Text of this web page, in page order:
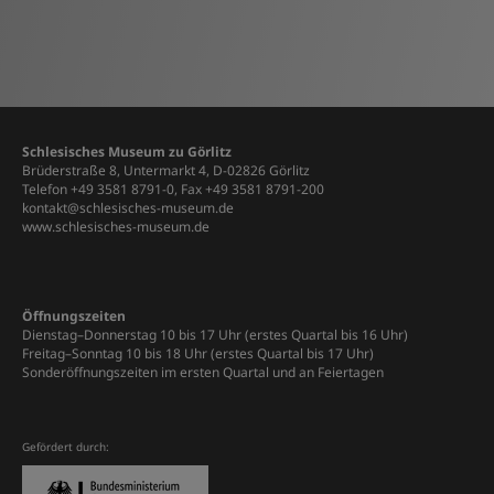
Schlesisches Museum zu Görlitz
Brüderstraße 8, Untermarkt 4, D-02826 Görlitz
Telefon +49 3581 8791-0, Fax +49 3581 8791-200
kontakt@schlesisches-museum.de
www.schlesisches-museum.de
Öffnungszeiten
Dienstag–Donnerstag 10 bis 17 Uhr (erstes Quartal bis 16 Uhr)
Freitag–Sonntag 10 bis 18 Uhr (erstes Quartal bis 17 Uhr)
Sonderöffnungszeiten im ersten Quartal und an Feiertagen
Gefördert durch: